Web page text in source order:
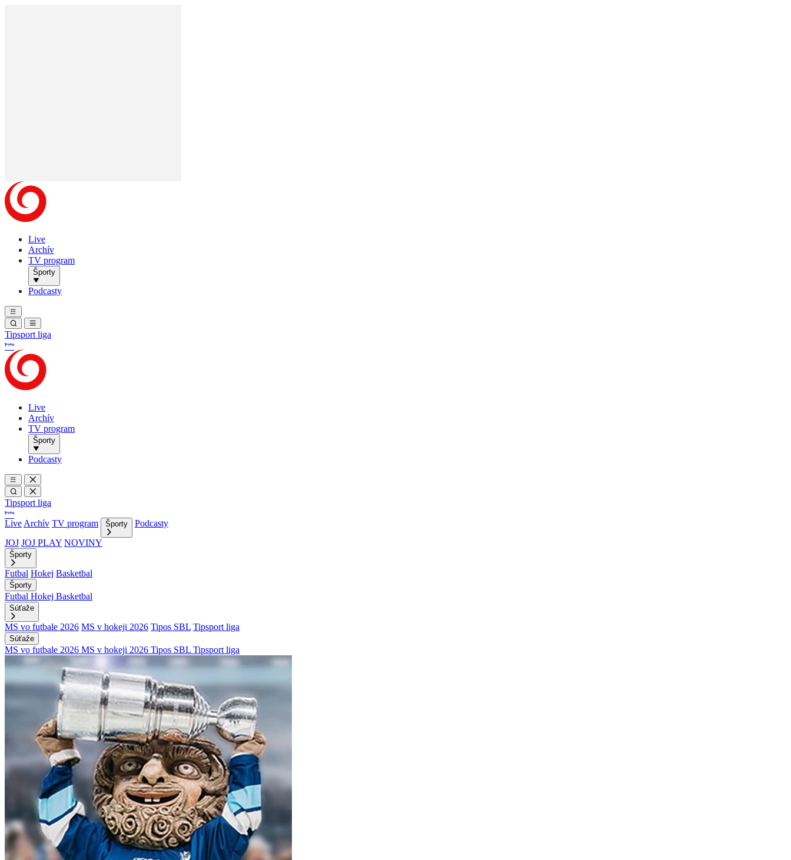
Live
Archív
TV program
Športy
Podcasty
Tipsport liga
Live
Archív
TV program
Športy
Podcasty
Tipsport liga
Live Archív TV program Športy
Podcasty
JOJ JOJ PLAY NOVINY
Športy
Futbal Hokej Basketbal
Športy
Futbal Hokej Basketbal
Súťaže
MS vo futbale 2026 MS v hokeji 2026 Tipos SBL Tipsport liga
Súťaže
MS vo futbale 2026 MS v hokeji 2026 Tipos SBL Tipsport liga